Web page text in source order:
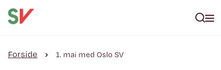
Forside 1. mai med Oslo SV